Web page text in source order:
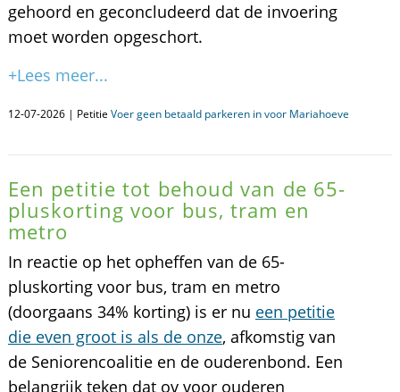
gehoord en geconcludeerd dat de invoering
moet worden opgeschort.
+Lees meer...
12-07-2026 | Petitie Voer geen betaald parkeren in voor Mariahoeve
Een petitie tot behoud van de 65-
pluskorting voor bus, tram en
metro
In reactie op het opheffen van de 65-
pluskorting voor bus, tram en metro
(doorgaans 34% korting) is er nu een petitie
die even groot is als de onze, afkomstig van
de Seniorencoalitie en de ouderenbond. Een
belangrijk teken dat ov voor ouderen